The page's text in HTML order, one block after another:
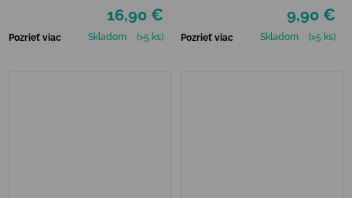
16,90 €
Pozrieť viac Skladom (>5 ks)
9,90 €
Pozrieť viac Skladom (>5 ks)